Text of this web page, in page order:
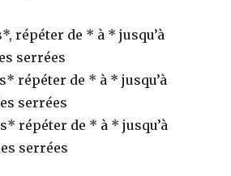
répéter de * à * jusqu’à
serrées
répéter de * à * jusqu’à
serrées
répéter de * à * jusqu’à
serrées